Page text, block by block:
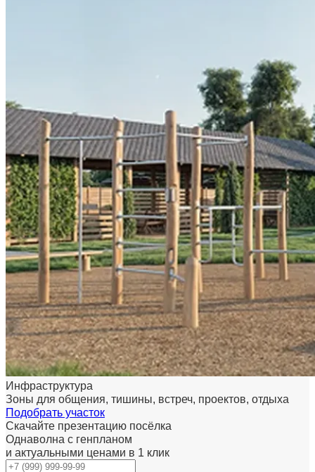
Инфраструктура
Зоны для общения, тишины, встреч, проектов, отдыха
Подобрать участок
Скачайте презентацию посёлка
Однаволна с генпланом
и актуальными ценами в 1 клик